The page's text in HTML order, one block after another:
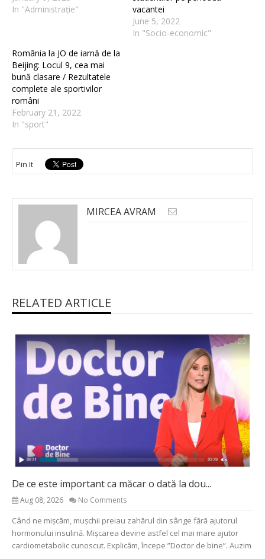
In "Administrație"
vacantei
June 5, 2022
In "Socio-economic"
România la JO de iarnă de la
Beijing: Locul 9, cea mai
bună clasare / Rezultatele
complete ale sportivilor
români
February 21, 2022
In "sport"
Pin It
MIRCEA AVRAM
RELATED ARTICLE
De ce este important ca măcar o dată la dou...
Aug 08, 2026 No Comments
Când ne mișcăm, mușchii preiau zahărul din sânge fără ajutorul
hormonului insulină. Mișcarea devine astfel cel mai mare ajutor
cardiometabolic cunoscut. Explicăm, începe ”Doctor de bine”. Auzim